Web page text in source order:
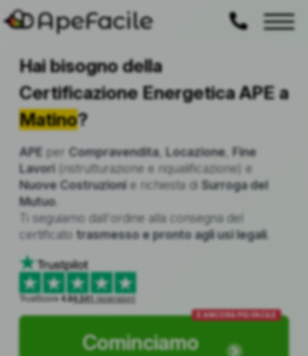
ApeFacile
Hai bisogno della
Certificazione Energetica APE a
Matino?
APE per Compravendita, Locazione Fine
Lavori (ristrutturazione e riqualificazione) e
Nuove Costruzioni e richiesta di Surroga del
Mutuo.
Ti seguiamo dall'ordine alla consegna del
certificato trasmesso e pronto agli usi legali
TrustScore4.84.541recensioni
Cominciamo
È ANCORA PIÙ FACILE